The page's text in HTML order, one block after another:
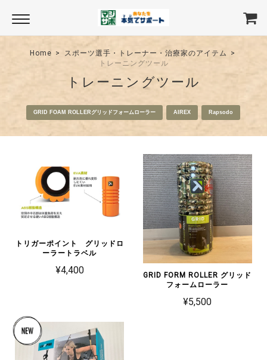
Home
スポーツ選手・トレーナー・治療家のアイテム
トレーニングツール
トレーニングツール
GRID FOAM ROLLERグリッドフォームローラー AIREX Rapsodo
トリガーポイント グリッドロ
ーラートラベル
¥4,400
GRID FORM ROLLER グリッド
フォームローラー
¥5,500